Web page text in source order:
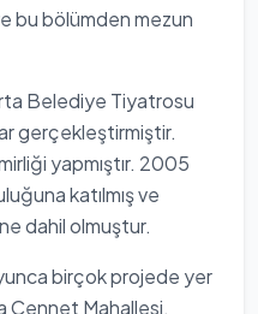
bu bölümden mezun
Belediye Tiyatrosu
gerçekleştirmiştir.
yapmıştır. 2005
katılmış ve
dahil olmuştur.
birçok projede yer
Cennet Mahallesi,